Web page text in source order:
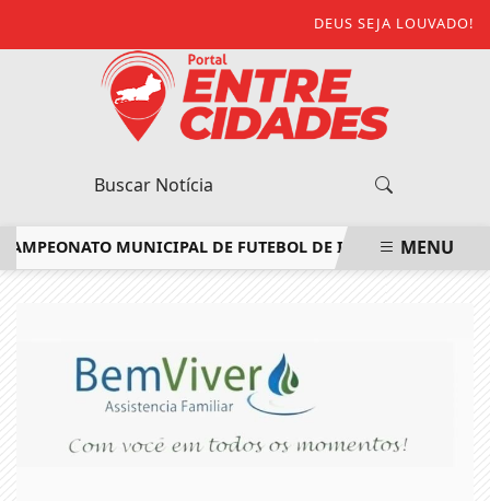
DEUS SEJA LOUVADO!
MUNICIPAL DE FUTEBOL DE ITALVA ESCOLA
MENU